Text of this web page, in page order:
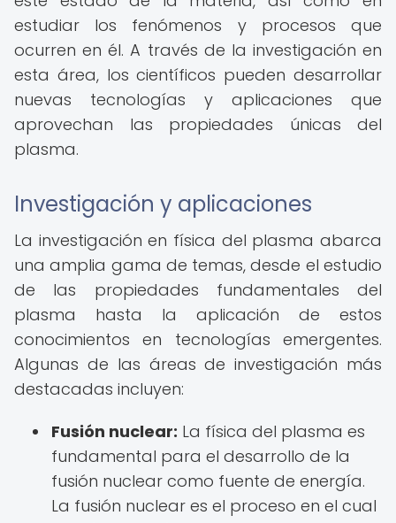
estudiar los fenómenos y procesos que
ocurren en él. A través de la investigación en
esta área, los científicos pueden desarrollar
nuevas tecnologías y aplicaciones que
aprovechan las propiedades únicas del
plasma.
Investigación y aplicaciones
La investigación en física del plasma abarca
una amplia gama de temas, desde el estudio
de las propiedades fundamentales del
plasma hasta la aplicación de estos
conocimientos en tecnologías emergentes.
Algunas de las áreas de investigación más
destacadas incluyen:
Fusión nuclear: La física del plasma es
fundamental para el desarrollo de la
fusión nuclear como fuente de energía.
La fusión nuclear es el proceso en el cual